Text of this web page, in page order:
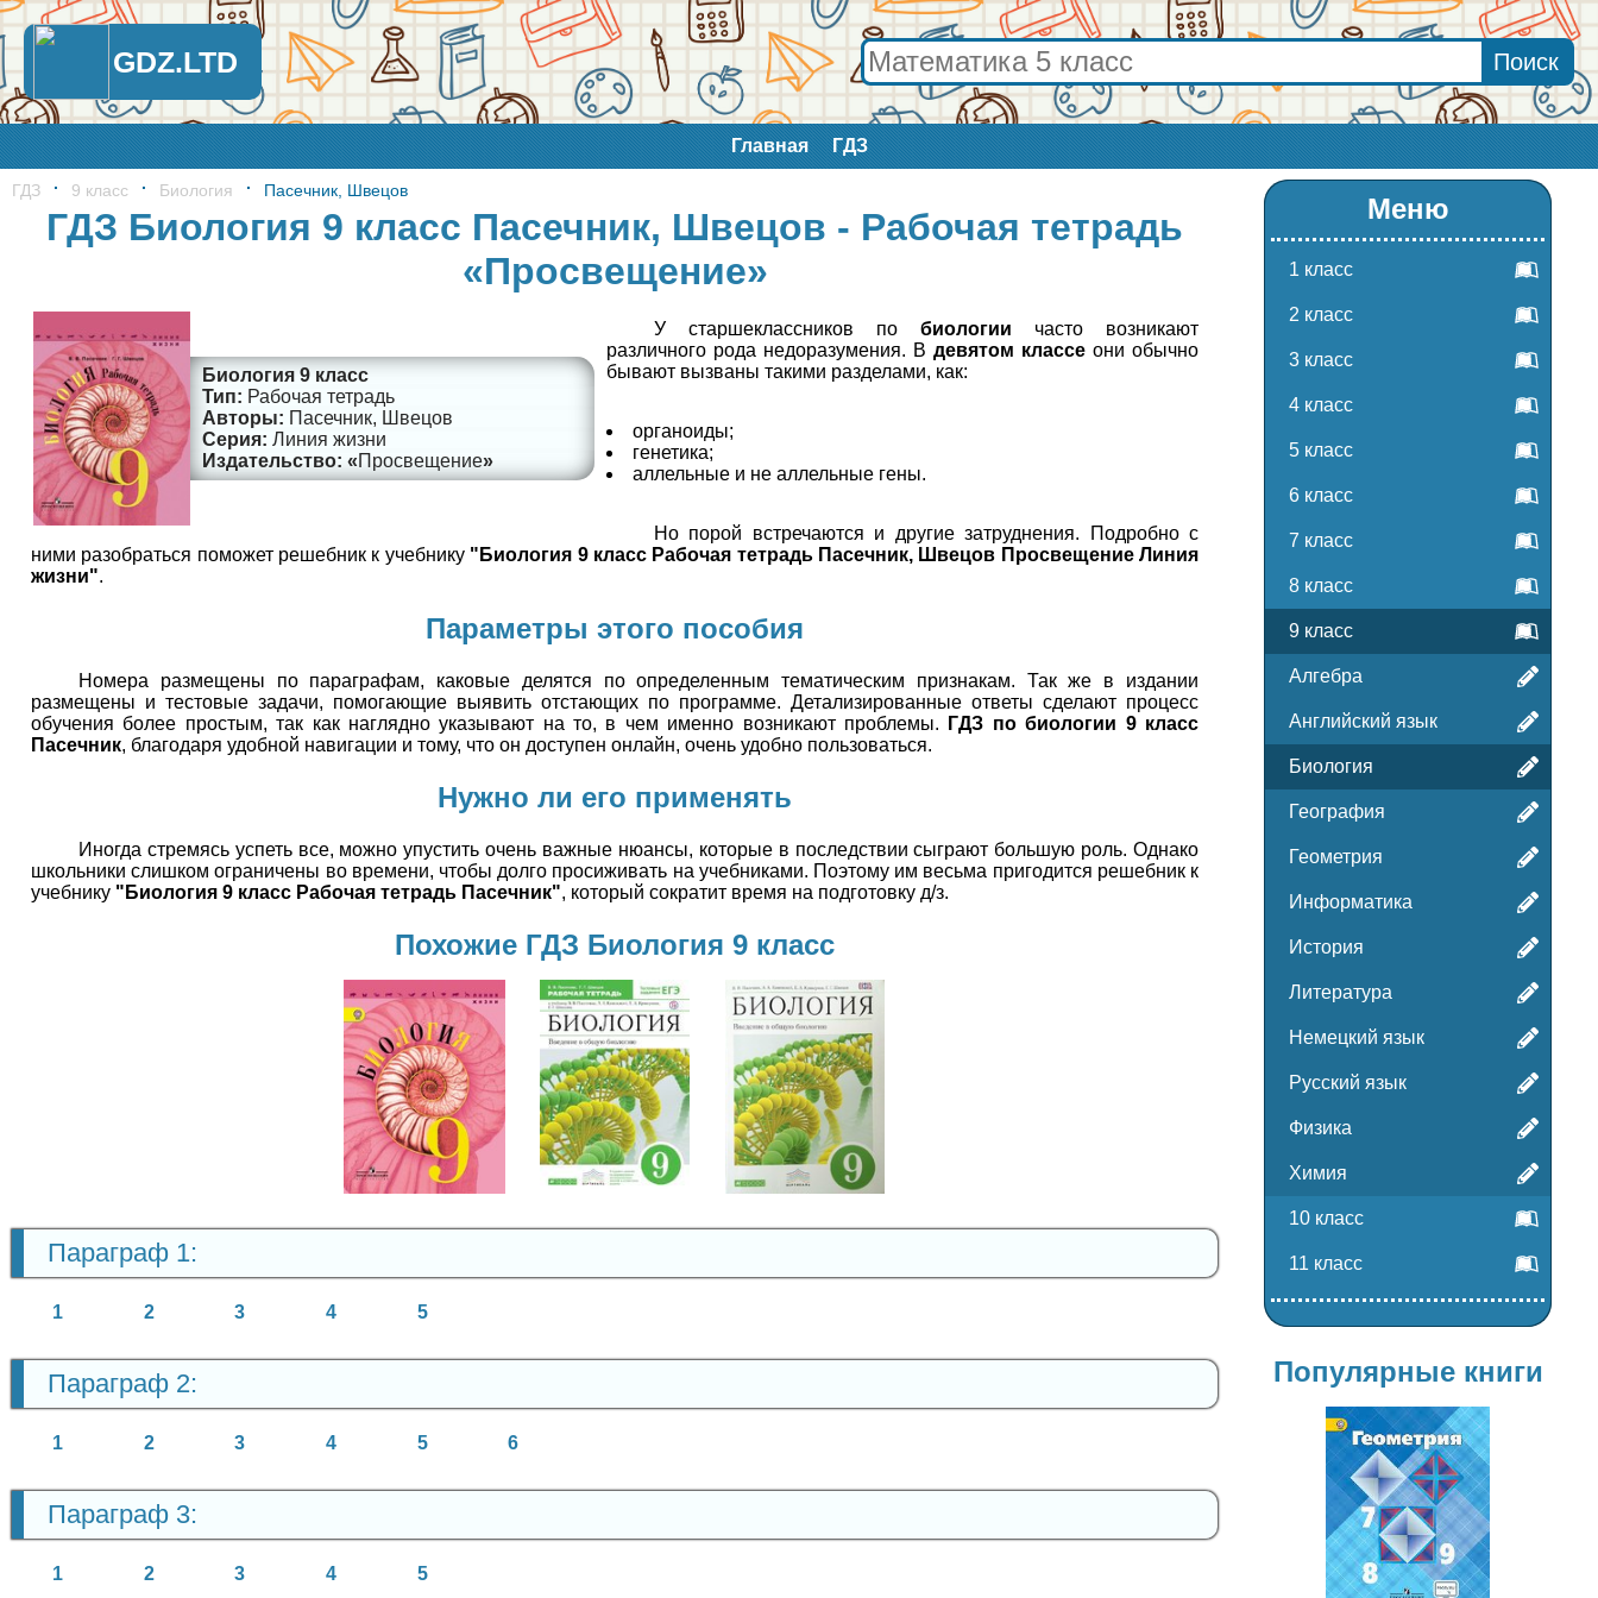
GDZ.LTD
Главная ГДЗ
ГДЗ 9 класс Биология Пасечник, Швецов
ГДЗ Биология 9 класс Пасечник, Швецов - Рабочая тетрадь
«Просвещение»
Биология 9 класс
Рабочая тетрадь
Пасечник, Швецов
Линия жизни
Просвещение
У старшеклассников по биологии часто возникают
различного рода недоразумения. В девятом классе они обычно
бывают вызваны такими разделами, как:
органоиды;
генетика;
аллельные и не аллельные гены.
Но порой встречаются и другие затруднения. Подробно с
ними разобраться поможет решебник к учебнику "Биология 9 класс Рабочая тетрадь Пасечник, Швецов Просвещение Линия
жизни".
Параметры этого пособия
Номера размещены по параграфам, каковые делятся по определенным тематическим признакам. Так же в издании
размещены и тестовые задачи, помогающие выявить отстающих по программе. Детализированные ответы сделают процесс
обучения более простым, так как наглядно указывают на то, в чем именно возникают проблемы.
ГДЗ по биологии 9 класс
Пасечник, благодаря удобной навигации и тому, что он доступен онлайн, очень удобно пользоваться.
Нужно ли его применять
Иногда стремясь успеть все, можно упустить очень важные нюансы, которые в последствии сыграют большую роль. Однако
школьники слишком ограничены во времени, чтобы долго просиживать на учебниками. Поэтому им весьма пригодится решебник к
учебнику "Биология 9 класс Рабочая тетрадь Пасечник", который сократит время на подготовку д/з.
Похожие ГДЗ Биология 9 класс
Биология
9 класс
Биология
9 класс
Биология
9 класс
Параграф 1:
1 2 3 4 5
Параграф 2:
1 2 3 4 5 6
Параграф 3:
1 2 3 4 5
Меню
1 класс
2 класс
3 класс
4 класс
5 класс
6 класс
7 класс
8 класс
9 класс
Алгебра
Английский язык
Биология
География
Геометрия
Информатика
История
Литература
Немецкий язык
Русский язык
Физика
Химия
10 класс
11 класс
Популярные книги
Геометрия
7-9 класс